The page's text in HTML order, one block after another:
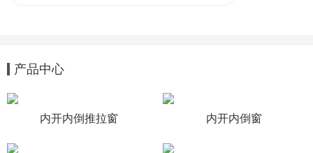
产品中心
内开内倒推拉窗 内开内倒窗